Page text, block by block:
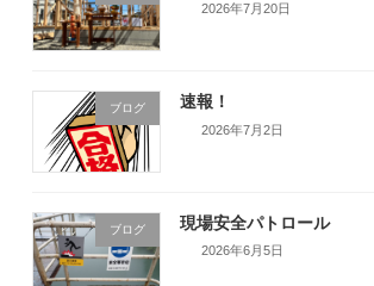
2026年7月20日
ブログ 速報！
2026年7月2日
ブログ 現場安全パトロール
2026年6月5日